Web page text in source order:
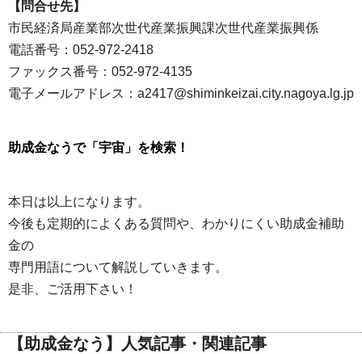
【問合せ先】
市民経済局産業部次世代産業振興課次世代産業振興係
電話番号：052-972-2418
ファックス番号：052-972-4135
電子メールアドレス：a2417@shiminkeizai.city.nagoya.lg.jp
助成金なうで「宇宙」を検索！
本日は以上になります。
今後も定期的によくある質問や、わかりにくい助成金補助
金の
専門用語について解説していきます。
是非、ご活用下さい！
【助成金なう】人気記事・関連記事